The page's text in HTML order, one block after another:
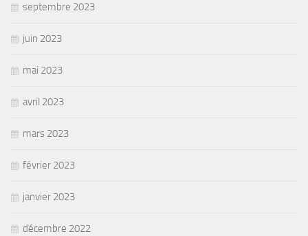
septembre 2023
juin 2023
mai 2023
avril 2023
mars 2023
février 2023
janvier 2023
décembre 2022